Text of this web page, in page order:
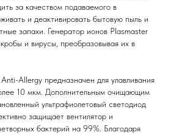
за качеством подаваемого в
и деактивировать бытовую пыль и
запахи. Генератор ионов Plasmaster
и вирусы, преобразовывая их в
Allergy предназначен для улавливания
10 мкм. Дополнительным очищающим
ультрафиолетовый светодиод
защищает вентилятор и
бактерий на 99%. Благодаря